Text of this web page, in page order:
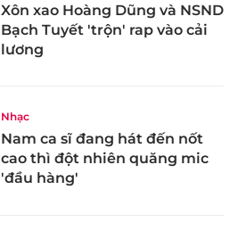
Xôn xao Hoàng Dũng và NSND
Bạch Tuyết 'trộn' rap vào cải
lương
Nhạc
Nam ca sĩ đang hát đến nốt
cao thì đột nhiên quăng mic
'đầu hàng'